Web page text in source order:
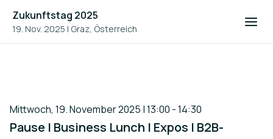
Zukunftstag 2025
19. Nov. 2025 | Graz, Österreich
Mittwoch, 19. November 2025 | 13:00 - 14:30
Pause | Business Lunch | Expos | B2B-